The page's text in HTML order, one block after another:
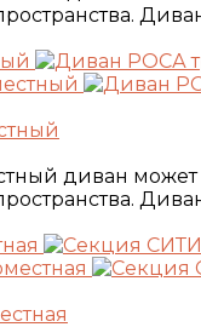
диван